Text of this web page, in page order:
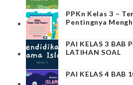
PPKn Kelas 3 –
Pentingnya
PAI KELAS 3 BAB
LATIHAN SOAL
PAI KELAS 4 BAB